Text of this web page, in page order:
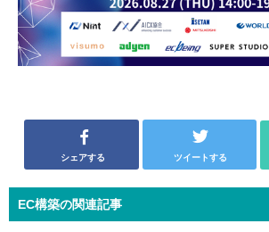
シェアする ツイートする
EC構築の関連記事